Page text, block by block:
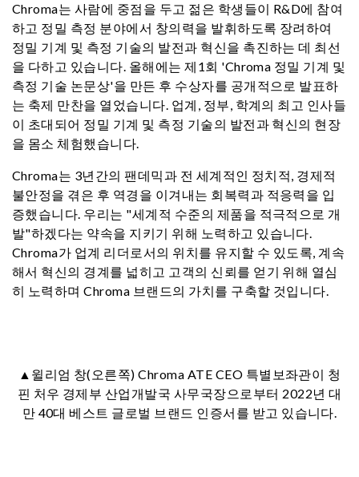
Chroma는 사람에 중점을 두고 젊은 학생들이 R&D에 참여
하고 정밀 측정 분야에서 창의력을 발휘하도록 장려하여
정밀 기계 및 측정 기술의 발전과 혁신을 촉진하는 데 최선
을 다하고 있습니다. 올해에는 제1회 'Chroma 정밀 기계 및
측정 기술 논문상'을 만든 후 수상자를 공개적으로 발표하
는 축제 만찬을 열었습니다. 업계, 정부, 학계의 최고 인사들
이 초대되어 정밀 기계 및 측정 기술의 발전과 혁신의 현장
을 몸소 체험했습니다.
Chroma는 3년간의 팬데믹과 전 세계적인 정치적, 경제적
불안정을 겪은 후 역경을 이겨내는 회복력과 적응력을 입
증했습니다. 우리는 "세계적 수준의 제품을 적극적으로 개
발"하겠다는 약속을 지키기 위해 노력하고 있습니다.
Chroma가 업계 리더로서의 위치를 유지할 수 있도록, 계속
해서 혁신의 경계를 넓히고 고객의 신뢰를 얻기 위해 열심
히 노력하며 Chroma 브랜드의 가치를 구축할 것입니다.
▲윌리엄 창(오른쪽) Chroma ATE CEO 특별보좌관이 청
핀 처우 경제부 산업개발국 사무국장으로부터 2022년 대
만 40대 베스트 글로벌 브랜드 인증서를 받고 있습니다.